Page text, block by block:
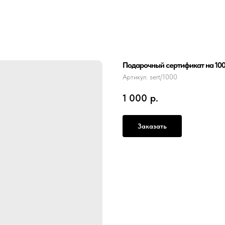
Подарочный сертификат на
Артикул: sert/1000
1 000 р.
Заказать